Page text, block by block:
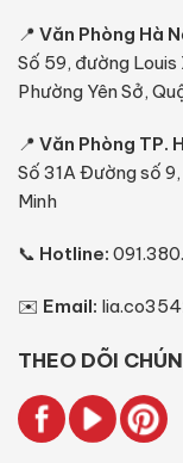
📍 Văn Phòng Hà
Số 59, đường
Phường Yên Sở,
📍 Văn Phòng TP.
Số 31A Đường số
Minh
📞 Hotline:
✉️ Email:
THEO DÕI